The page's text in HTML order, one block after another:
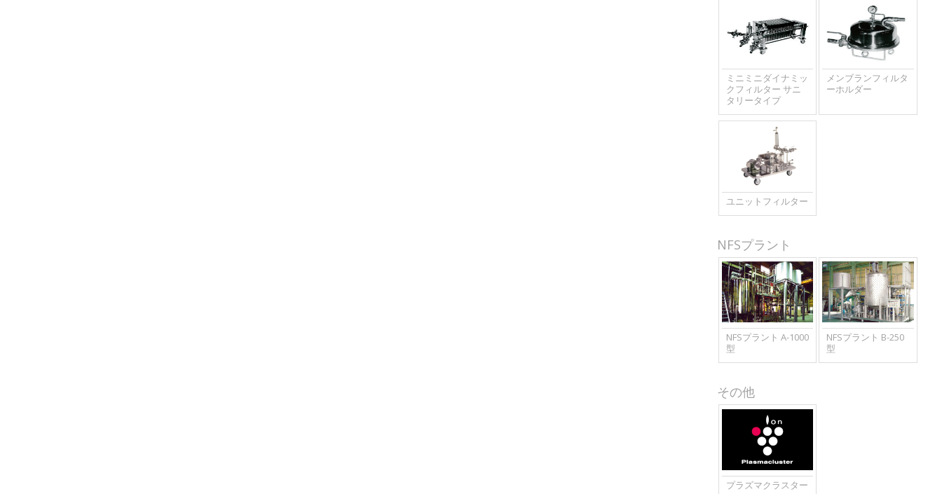
ミニミニダイナミッ
クフィルター サニ
タリータイプ
メンブランフィルタ
ーホルダー
ユニットフィルター
NFSプラント
NFSプラント A-1000
型
NFSプラント B-250
型
その他
プラズマクラスター